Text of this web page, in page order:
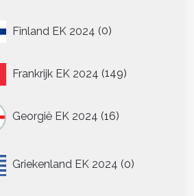
Finland EK 2024 0
producten
Frankrijk EK 2024 149149
Georgië EK 2024 16
producten
Griekenland EK 2024 0
producten